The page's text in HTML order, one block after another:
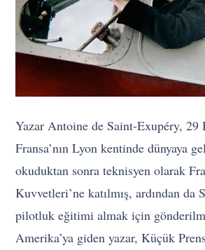
Yazar Antoine de Saint-Exupéry, 29
Fransa’nın Lyon kentinde dünyaya
okuduktan sonra teknisyen olarak
Kuvvetleri’ne katılmış, ardından da
pilotluk eğitimi almak için
Amerika’ya giden yazar, Küçük